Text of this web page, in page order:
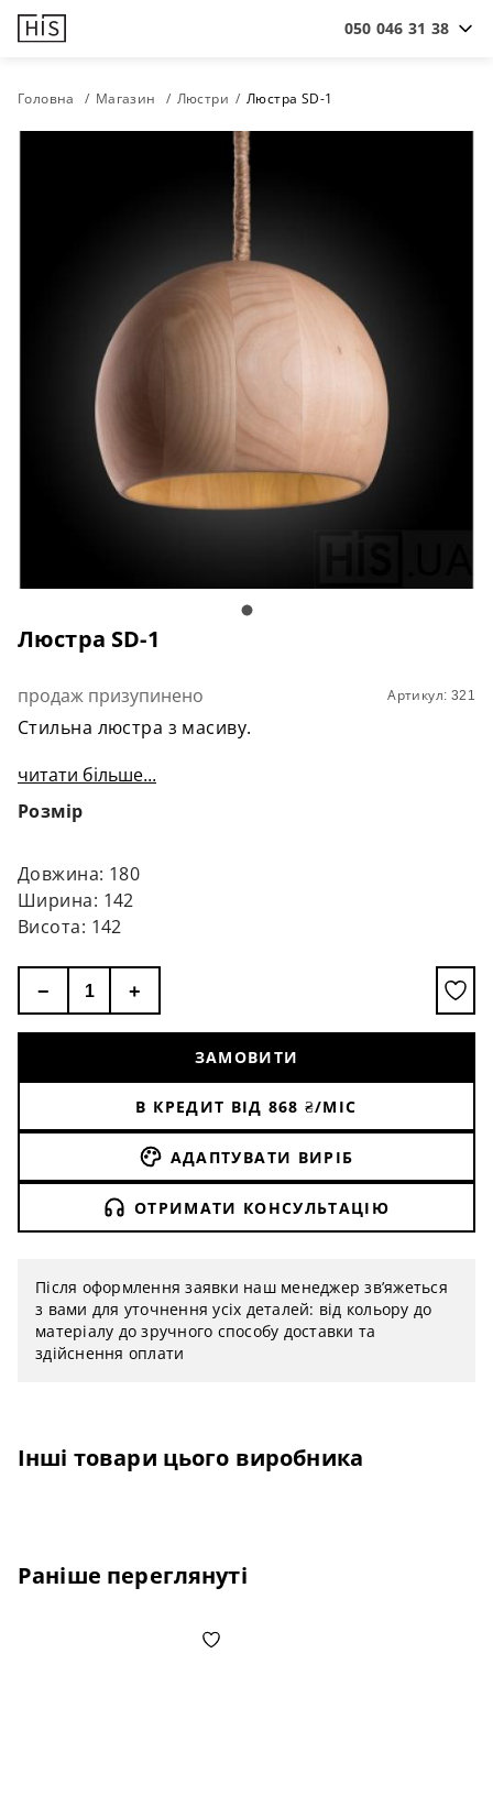
050 046 31 38
Головна Магазин Люстри Люстра SD-1
Люстра SD-1
Артикул: 321
продаж призупинено
Стильна люстра з масиву.
читати більше...
Розмір
Довжина: 180
Ширина: 142
Висота: 142
− +
ЗАМОВИТИ
В КРЕДИТ ВІД 868 ₴/МІС
АДАПТУВАТИ ВИРІБ
ОТРИМАТИ КОНСУЛЬТАЦІЮ
Після оформлення заявки наш менеджер зв’яжеться
з вами для уточнення усіх деталей: від кольору до
матеріалу до зручного способу доставки та
здійснення оплати
Інші товари цього виробника
Раніше переглянуті